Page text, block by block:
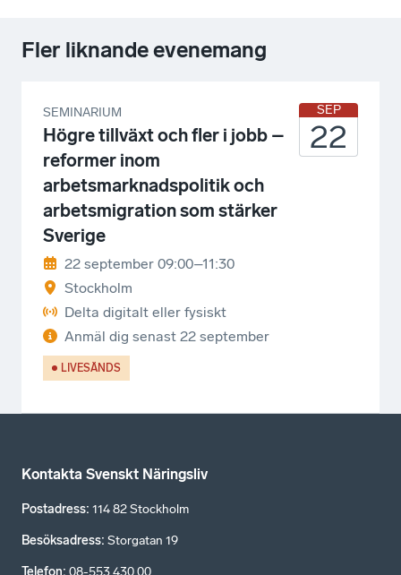
Fler liknande evenemang
SEMINARIUM
Högre tillväxt och fler i jobb –
reformer inom
arbetsmarknadspolitik och
arbetsmigration som stärker
Sverige
22 september 09:00–11:30
Stockholm
Delta digitalt eller fysiskt
Anmäl dig senast 22 september
LIVESÄNDS
SEP
22
Kontakta Svenskt Näringsliv
Postadress: 114 82 Stockholm
Besöksadress: Storgatan 19
Telefon: 08-553 430 00